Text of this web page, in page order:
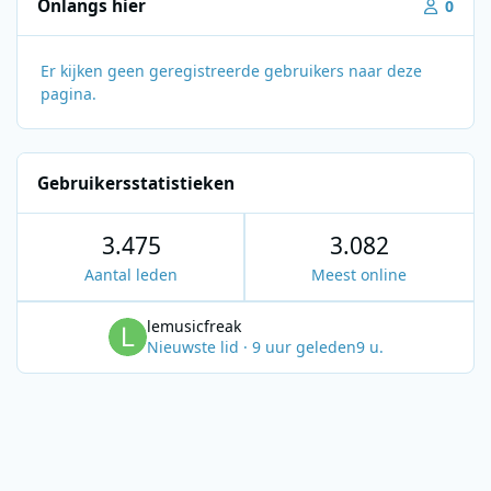
Onlangs hier 0
Er kijken geen geregistreerde gebruikers naar deze
pagina.
Gebruikersstatistieken
3.475
Aantal leden
3.082
Meest online
lemusicfreak
Nieuwste lid · 9 uur geleden9 u.